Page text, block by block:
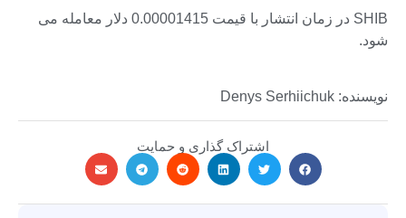
SHIB در زمان انتشار با قیمت 0.00001415 دلار معامله می
شود.
نویسنده: Denys Serhiichuk
اشتراک گذاری و حمایت